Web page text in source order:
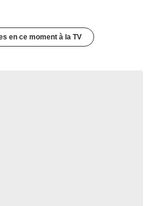
en ce moment à la TV